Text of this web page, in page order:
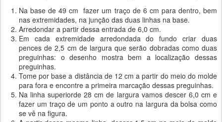
Na base de 49 cm fazer um traço de 6 cm para dentro, bem
nas extremidades, na junção das duas linhas na base.
Arredondar a partir dessa entrada de 6,0 cm.
Em cada extremidade arredondada do fundo criar duas
pences de 2,5 cm de largura que serão dobradas como duas
preguinhas: o desenho mostra bem a localização dessas
preguinhas.
Tome por base a distância de 12 cm a partir do meio do molde
para fora e encontre a primeira marcação dessas preguinhas.
Na linha superiorde 28 cm de largura vamos descer 6,0 cm e
fazer um traço de um ponto a outro na largura da bolsa como
se vê na figura.